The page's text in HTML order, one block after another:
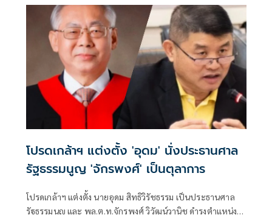
โปรดเกล้าฯ แต่งตั้ง 'อุดม' นั่งประธานศาล
รัฐธรรมนูญ 'จักรพงศ์' เป็นตุลาการ
โปรดเกล้าฯ แต่งตั้ง นายอุดม สิทธิวิรัชธรรม เป็นประธานศาล
รัฐธรรมนูญ และ พล.ต.ท.จักรพงศ์ วิวัฒน์วานิช ดำรงตำแหน่ง